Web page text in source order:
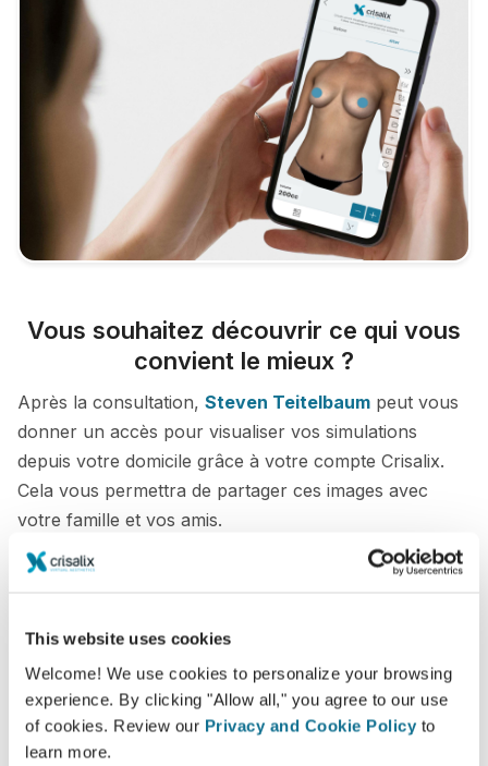
This website uses cookies
Welcome! We use cookies to personalize your browsing
experience. By clicking "Allow all," you agree to our use
of cookies. Review our Privacy and Cookie Policy to
learn more.
Vous souhaitez découvrir ce qui vous
convient le mieux ?
Après la consultation, Steven Teitelbaum peut vous
donner un accès pour visualiser vos simulations
depuis votre domicile grâce à votre compte Crisalix.
Cela vous permettra de partager ces images avec
votre famille et vos amis.
Découvrez votre nouvelle apparence dès
Facilité et fiabilité